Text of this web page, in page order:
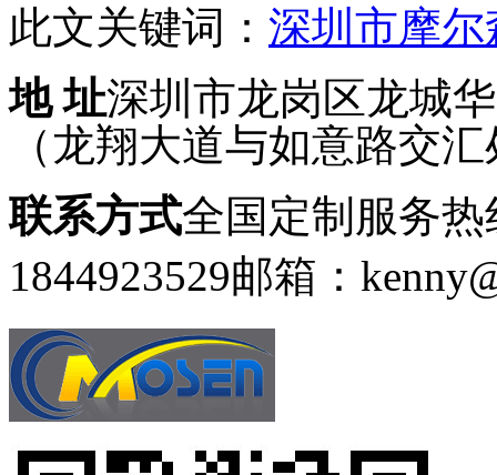
此文关键词： 深圳市摩
地 址深圳市龙岗区龙城
（龙翔大道与如意路交
联系方式全国定制服务热
1844923529邮箱：